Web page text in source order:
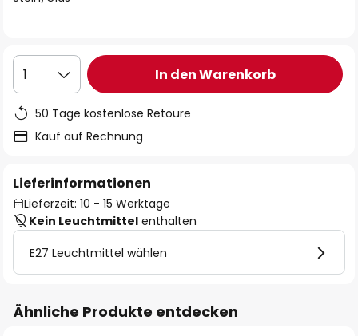
1 In den Warenkorb
50 Tage kostenlose Retoure
Kauf auf Rechnung
Lieferinformationen
Lieferzeit: 10 - 15 Werktage
Kein Leuchtmittel enthalten
E27 Leuchtmittel wählen
Ähnliche Produkte entdecken